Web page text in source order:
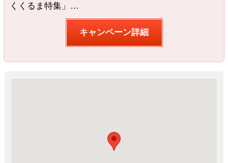
くくるま特集」…
キャンペーン詳細